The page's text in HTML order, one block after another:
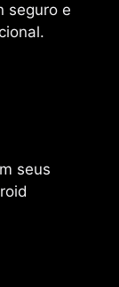
seguro e
seus